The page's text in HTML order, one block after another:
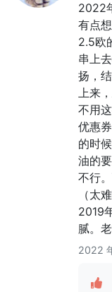
2022
有点
2.5欧
串上
扬，
上来
不用
优惠
的时
油的
不行
（太
2019
腻。
2022